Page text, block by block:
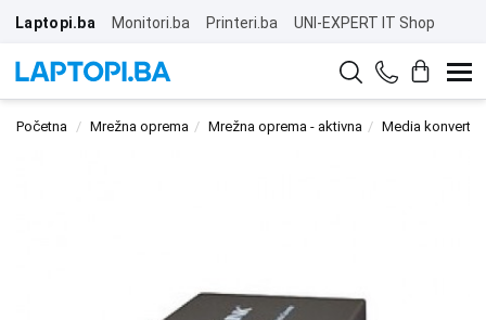
Laptopi.ba Monitori.ba Printeri.ba UNI-EXPERT IT Shop
Početna Mrežna oprema Mrežna oprema - aktivna Media